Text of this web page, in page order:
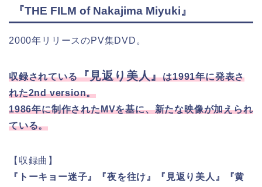
『THE FILM of Nakajima Miyuki』
2000年リリースのPV集DVD。
収録されている『見返り美人』は1991年に発表さ
れた2nd version。
1986年に制作されたMVを基に、新たな映像が加えられ
ている。
【収録曲】
『トーキョー迷子』『夜を往け』『見返り美人』『黄